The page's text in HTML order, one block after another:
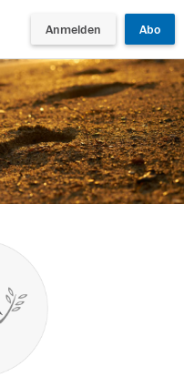
Anmelden Abo